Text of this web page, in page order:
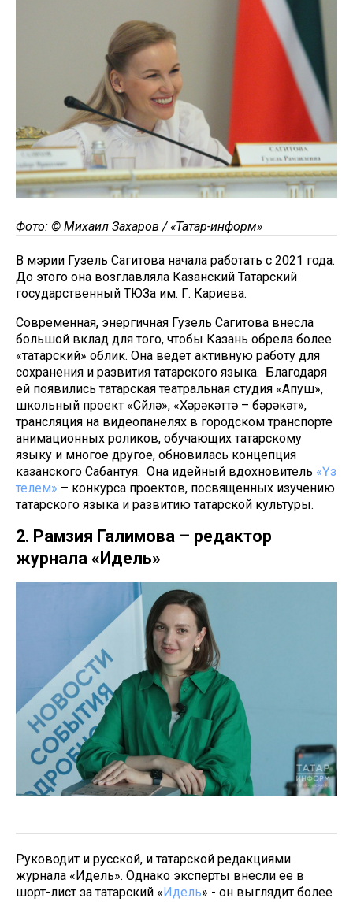
Фото: © Михаил Захаров / «Татар-информ»
В мэрии Гузель Сагитова начала работать с 2021 года.
До этого она возглавляла Казанский Татарский
государственный ТЮЗа им. Г. Кариева.
Современная, энергичная Гузель Сагитова внесла
большой вклад для того, чтобы Казань обрела более
«татарский» облик. Она ведет активную работу для
сохранения и развития татарского языка. Благодаря
ей появились татарская театральная студия «Апуш»,
школьный проект «Сөйлә», «Хәрәкәттә – бәрәкәт»,
трансляция на видеопанелях в городском транспорте
анимационных роликов, обучающих татарскому
языку и многое другое, обновилась концепция
казанского Сабантуя. Она идейный вдохновитель «Үз
телем» – конкурса проектов, посвященных изучению
татарского языка и развитию татарской культуры.
2. Рамзия Галимова – редактор
журнала «Идель»
Руководит и русской, и татарской редакциями
журнала «Идель». Однако эксперты внесли ее в
шорт-лист за татарский «Идель» - он выглядит более